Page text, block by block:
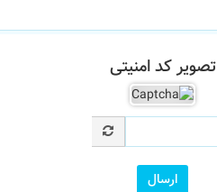
تصویر کد امنیتی